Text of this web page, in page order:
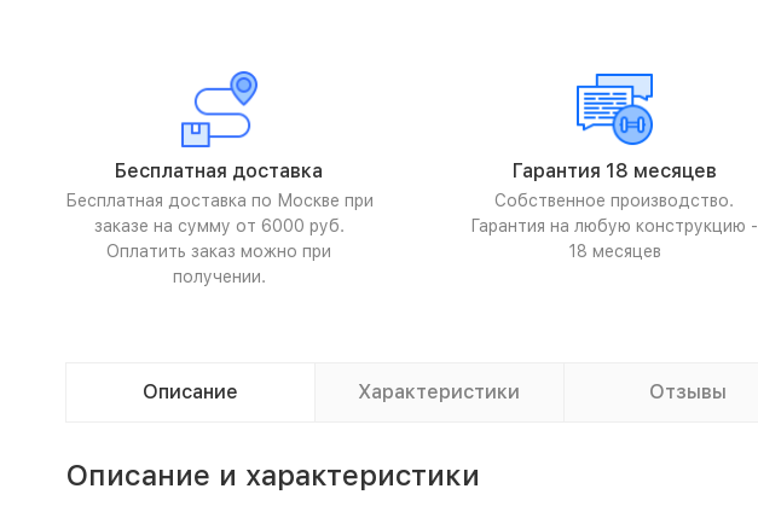
Бесплатная доставка
Бесплатная доставка по Москве при
заказе на сумму от 6000 руб.
Оплатить заказ можно при
получении.
Гарантия 18 месяцев
Собственное производство.
Гарантия на любую конструкцию -
18 месяцев
Описание Характеристики Отзывы
Описание и характеристики